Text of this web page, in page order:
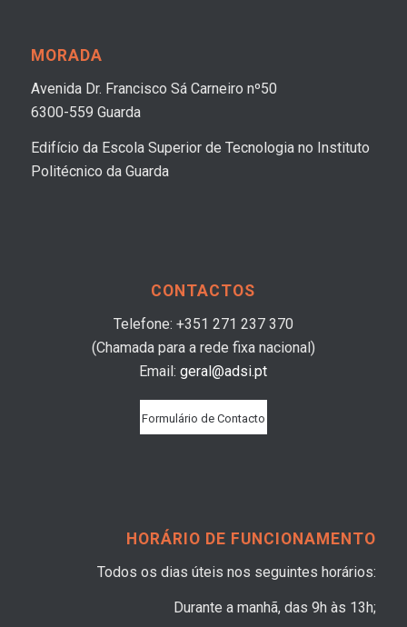
MORADA
Avenida Dr. Francisco Sá Carneiro nº50
6300-559 Guarda
Edifício da Escola Superior de Tecnologia no Instituto
Politécnico da Guarda
CONTACTOS
Telefone: +351 271 237 370
(Chamada para a rede fixa nacional)
Email:geral@adsi.pt
Formulário de Contacto
HORÁRIO DE FUNCIONAMENTO
Todos os dias úteis nos seguintes horários:
Durante a manhã, das 9h às 13h;